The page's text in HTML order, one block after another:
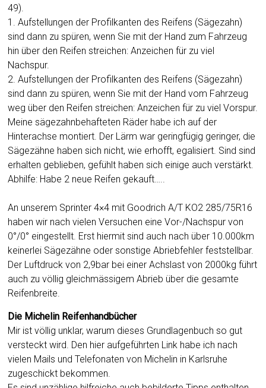
49).
1. Aufstellungen der Profilkanten des Reifens (Sägezahn)
sind dann zu spüren, wenn Sie mit der Hand zum Fahrzeug
hin über den Reifen streichen: Anzeichen für zu viel
Nachspur.
2. Aufstellungen der Profilkanten des Reifens (Sägezahn)
sind dann zu spüren, wenn Sie mit der Hand vom Fahrzeug
weg über den Reifen streichen: Anzeichen für zu viel Vorspur.
Meine sägezahnbehafteten Räder habe ich auf der
Hinterachse montiert. Der Lärm war geringfügig geringer, die
Sägezähne haben sich nicht, wie erhofft, egalisiert. Sind sind
erhalten geblieben, gefühlt haben sich einige auch verstärkt.
Abhilfe: Habe 2 neue Reifen gekauft…..
An unserem Sprinter 4×4 mit Goodrich A/T KO2 285/75R16
haben wir nach vielen Versuchen eine Vor-/Nachspur von
0°/0° eingestellt. Erst hiermit sind auch nach über 10.000km
keinerlei Sägezähne oder sonstige Abriebfehler feststellbar.
Der Luftdruck von 2,9bar bei einer Achslast von 2000kg führt
auch zu völlig gleichmässigem Abrieb über die gesamte
Reifenbreite.
Die Michelin Reifenhandbücher
Mir ist völlig unklar, warum dieses Grundlagenbuch so gut
versteckt wird. Den hier aufgeführten Link habe ich nach
vielen Mails und Telefonaten von Michelin in Karlsruhe
zugeschickt bekommen.